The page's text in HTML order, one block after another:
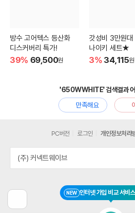
방수 고어텍스 등산화
디스커버리 특가!
39% 69,500원
갓성비 3만원대
나이키 세트★
3% 34,115원
'650WWHITE' 검색결과
만족해요
전
NEW 인터넷 가입 비교 서비
PC버전 로그인 개인정보처리
(주) 커넥트웨이브